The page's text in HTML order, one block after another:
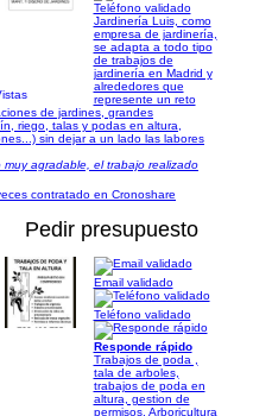
Teléfono validado
Jardinería Luis, como
empresa de jardinería,
se adapta a todo tipo
de trabajos de
jardinería en Madrid y
alrededores que
represente un reto
de jardines, grandes
riego, talas y podas en altura,
sin dejar a un lado las labores
agradable, el trabajo realizado
contratado en Cronoshare
Pedir presupuesto
Email validado
Teléfono validado
Responde rápido
Trabajos de poda ,
tala de arboles,
trabajos de poda en
altura, gestion de
permisos. Arboricultura